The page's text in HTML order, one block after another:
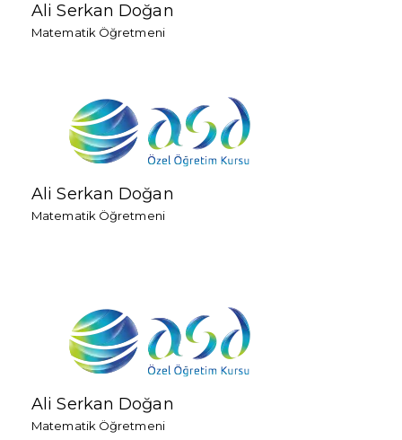
Ali Serkan Doğan
Matematik Öğretmeni
Ali Serkan Doğan
Matematik Öğretmeni
Ali Serkan Doğan
Matematik Öğretmeni